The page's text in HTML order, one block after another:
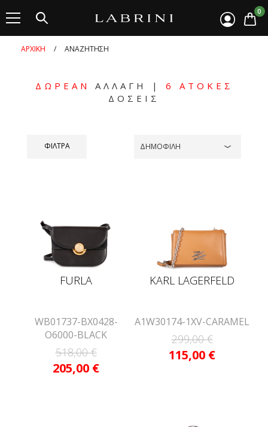
0
ΑΡΧΙΚΗ / ΑΝΑΖΗΤΗΣΗ
ΔΩΡΕΑΝ ΑΛΛΑΓΗ | 6 ΑΤΟΚΕΣ
ΔΟΣΕΙΣ
ΦΙΛΤΡΑ ΔΗΜΟΦΙΛΗ
FURLA
WB01737-BX0428-
O6000-BLACK
518,00 €
205,00 €
KARL LAGERFELD
A1W30174-1XV-CARAMEL
299,00 €
115,00 €